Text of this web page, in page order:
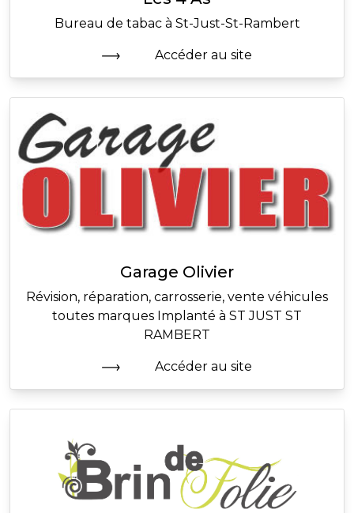
Bureau de tabac à St-Just-St-Rambert
Accéder au site
Garage Olivier
Révision, réparation, carrosserie, vente véhicules
toutes marques Implanté à ST JUST ST
RAMBERT
Accéder au site